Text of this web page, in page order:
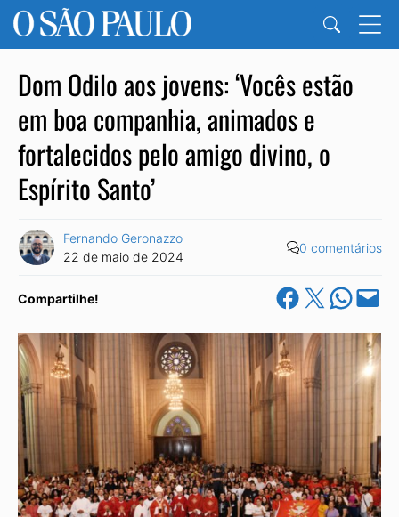
Dom Odilo aos jovens: ‘Vocês estão
em boa companhia, animados e
fortalecidos pelo amigo divino, o
Espírito Santo’
Fernando Geronazzo
22 de maio de 2024
0 comentários
Compartilhe! Share on Facebook
Share on X Share on
Email this